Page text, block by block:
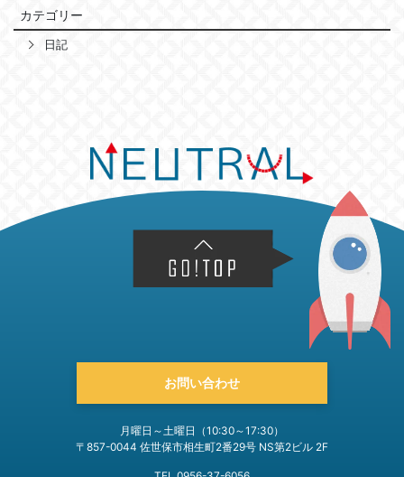
カテゴリー
日記
お問い合わせ
月曜日～土曜日（10:30～17:30）
〒857-0044 佐世保市相生町2番29号 NS第2ビル 2F